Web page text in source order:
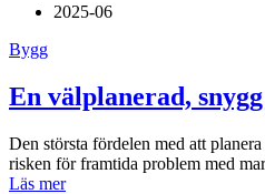
2025-06
Bygg
En välplanerad,
Den största fördelen med att
risken för framtida problem med
Läs mer